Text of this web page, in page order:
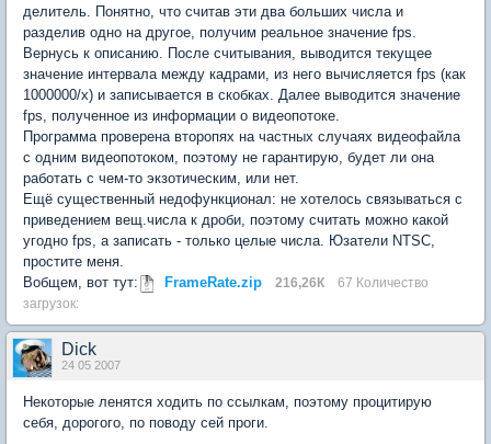
делитель. Понятно, что считав эти два больших числа и
разделив одно на другое, получим реальное значение fps.
Вернусь к описанию. После считывания, выводится текущее
значение интервала между кадрами, из него вычисляется fps (как
1000000/x) и записывается в скобках. Далее выводится значение
fps, полученное из информации о видеопотоке.
Программа проверена второпях на частных случаях видеофайла
с одним видеопотоком, поэтому не гарантирую, будет ли она
работать с чем-то экзотическим, или нет.
Ещё существенный недофункционал: не хотелось связываться с
приведением вещ.числа к дроби, поэтому считать можно какой
угодно fps, а записать - только целые числа. Юзатели NTSC,
простите меня.
Вобщем, вот тут:
FrameRate.zip 216,26К
67 Количество
загрузок:
Dick
24 05 2007
Некоторые ленятся ходить по ссылкам, поэтому процитирую
себя, дорогого, по поводу сей проги.